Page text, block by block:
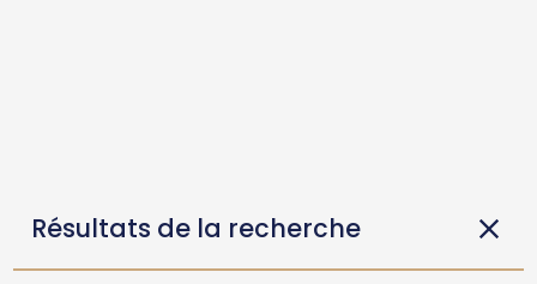
Résultats de la recherche